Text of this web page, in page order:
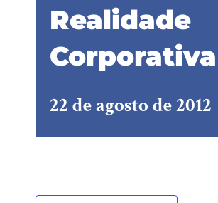
Realidade
Corporativa
22 de agosto de 2012